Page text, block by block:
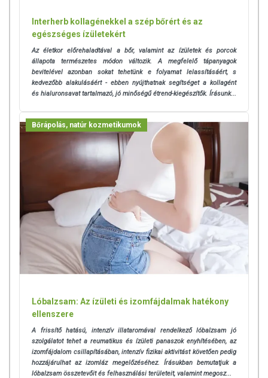
Interherb kollagénekkel a szép bőrért és az
egészséges ízületekért
Az életkor előrehaladtával a bőr, valamint az ízületek és porcok
állapota természetes módon változik. A megfelelő tápanyagok
bevitelével azonban sokat tehetünk e folyamat lelassításáért, s
kedvezőbb alakulásáért - ebben nyújthatnak segítséget a kollagént
és hialuronsavat tartalmazó, jó minőségű étrend-kiegészítők. Írásunk...
Bőrápolás, natúr kozmetikumok
Lóbalzsam: Az ízületi és izomfájdalmak hatékony
ellenszere
A frissítő hatású, intenzív illataromával rendelkező lóbalzsam jó
szolgálatot tehet a reumatikus és ízületi panaszok enyhítésében, az
izomfájdalom csillapításában, intenzív fizikai aktivitást követően pedig
hozzájárulhat az izomláz megelőzéséhez. Írásukban bemutatjuk a
lóbalzsam összetevőit és felhasználási területeit, valamint megosz...